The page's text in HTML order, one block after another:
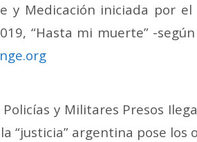
y Medicación iniciada por
“Hasta mi muerte” -
y Militares Presos
“justicia” argentina pose los